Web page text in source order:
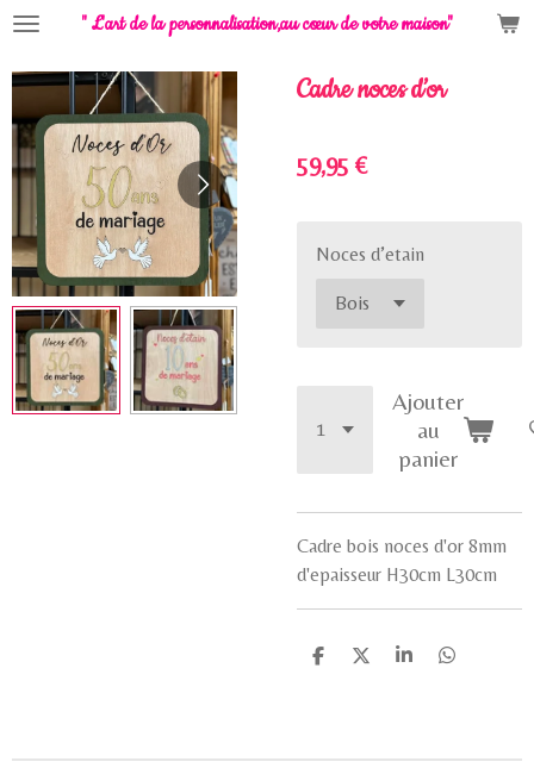
Passer
contenu
principal
" L'art de la personnalisation,au cœur de votre maison"
Cadre noces d’or
59,95 €
Noces d’etain
Ajouter
au
panier
Cadre bois noces d'or 8mm
d'epaisseur H30cm L30cm
P
g
P
g
P
g
P
g